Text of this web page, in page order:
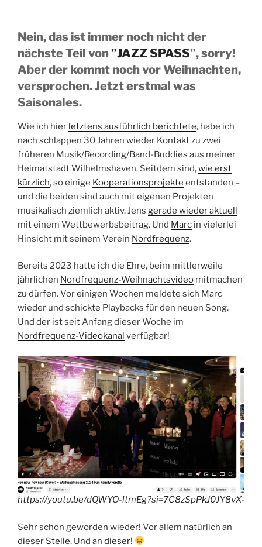
Nein, das ist immer noch nicht der
nächste Teil von”JAZZ SPASS”, sorry!
Aber der kommt noch vor Weihnachten,
versprochen. Jetzt erstmal was
Saisonales.
Wie ich hier letztens ausführlich berichtete, habe ich
nach schlappen 30 Jahren wieder Kontakt zu zwei
früheren Musik/Recording/Band-Buddies aus meiner
Heimatstadt Wilhelmshaven. Seitdem sind,wie erst
kürzlich, so einige Kooperationsprojekte entstanden –
und die beiden sind auch mit eigenen Projekten
musikalisch ziemlich aktiv. Jens gerade wieder aktuell
mit einem Wettbewerbsbeitrag. Und Marc in vielerlei
Hinsicht mit seinem Verein Nordfrequenz.
Bereits 2023 hatte ich die Ehre, beim mittlerweile
jährlichen Nordfrequenz-Weihnachtsvideo mitmachen
zu dürfen. Vor einigen Wochen meldete sich Marc
wieder und schickte Playbacks für den neuen Song.
Und der ist seit Anfang dieser Woche im
Nordfrequenz-Videokanal verfügbar!
https://youtu.be/dQWYO-ltmEg?si=7C8zSpPkJ0JY8vX-
Sehr schön geworden wieder! Vor allem natürlich an
dieser Stelle. Und an dieser!